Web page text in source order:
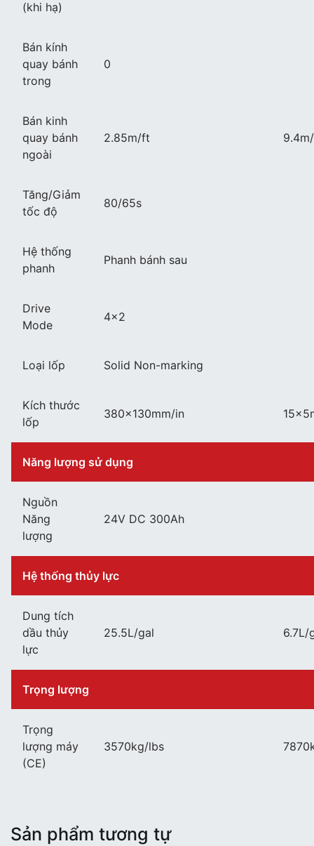
(khi hạ)
Bán kính
quay bánh
trong
0
Bán kinh
quay bánh
ngoài
2.85m/ft
Tăng/Giảm
tốc độ
80/65s
Hệ thống
phanh
Phanh bánh sau
Drive
Mode
4×2
Loại lốp Solid Non-marking
Kích thước
lốp
380×130mm/in
Năng lượng sử dụng
Nguồn
Năng
lượng
24V DC 300Ah
Hệ thống thủy lực
Dung tích
dầu thủy
lực
25.5L/gal 6.7L/
Trọng lượng
Trọng
lượng máy
(CE)
3570kg/lbs
Sản phẩm tương tự